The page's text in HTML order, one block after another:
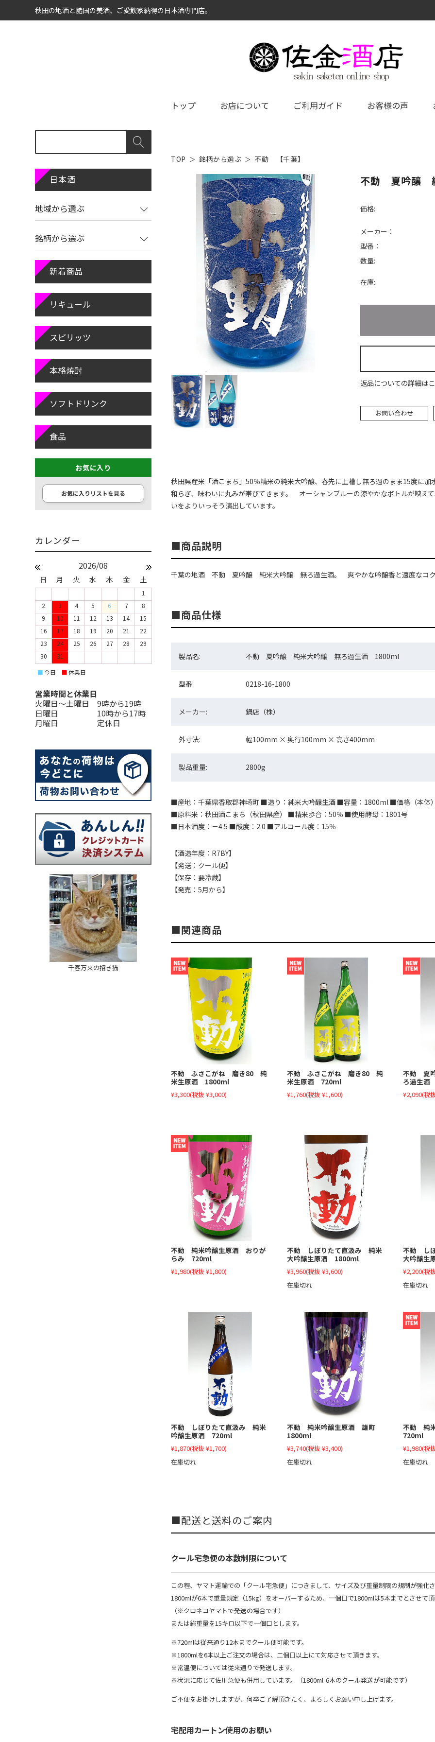
秋田の地酒と諸国の美酒、ご愛飲家納得の日本酒専門店。
トップ お店について ご利用ガイド お客様の声
TOP 銘柄から選ぶ 不動 【千葉】
不動 夏吟醸
価格:
メーカー：
型番：
数量:
在庫:
返品についての詳細は
秋田県産米「酒こまち」50％精米の純米大吟醸、春先に上槽し無ろ過のまま15度に
和らぎ、味わいに丸みが帯びてきます。 オーシャンブルーの涼やかなボトルが映え
いをよりいっそう演出しています。
商品説明
千葉の地酒 不動 夏吟醸 純米大吟醸 無ろ過生酒。 爽やかな吟醸香と適度なコク
商品仕様
製品名: 不動 夏吟醸 純米大吟醸 無ろ過生酒 1800ml
型番: 0218-16-1800
メーカー: 鍋店（株）
外寸法: 幅100mm × 奥行100mm × 高さ400mm
製品重量: 2800g
■産地：千葉県香取郡神埼町 ■造り：純米大吟醸生酒 ■容量：1800ml ■価格（本体
■原料米：秋田酒こまち（秋田県産） ■精米歩合：50％ ■使用酵母：1801号
■日本酒度：－4.5 ■酸度：2.0 ■アルコール度：15％
【酒造年度：R7BY】
【発送：クール便】
【保存：要冷蔵】
【発売：5月から】
関連商品
不動 ふさこがね 磨き80 純
米生原酒 1800ml
¥3,300(税抜 ¥3,000)
不動 ふさこがね 磨き80 純
米生原酒 720ml
¥1,760(税抜 ¥1,600)
不動 夏
ろ過生
¥2,090(税
不動 純米吟醸生原酒 おりが
らみ 720ml
¥1,980(税抜 ¥1,800)
不動 しぼりたて直汲み 純米
大吟醸生原酒 1800ml
¥3,960(税抜 ¥3,600)
在庫切れ
不動 し
大吟醸
¥2,200(税
在庫切れ
不動 しぼりたて直汲み 純米
吟醸生原酒 720ml
¥1,870(税抜 ¥1,700)
在庫切れ
不動 純米吟醸生原酒 雄町
1800ml
¥3,740(税抜 ¥3,400)
在庫切れ
不動 純
720ml
¥1,980(税
在庫切れ
配送と送料のご案内
クール宅急便の本数制限について
この程、ヤマト運輸での「クール宅急便」につきまして、サイズ及び重量制限の規制が強化さ
1800mlが6本で重量規定（15kg）をオーバーするため、一個口で1800mlは5本までとさせて頂
（※クロネコヤマトで発送の場合です）
または総重量を15キロ以下で一個口とします。
※720mlは従来通り12本までクール便可能です。
※1800mlを6本以上ご注文の場合は、二個口以上にて対応させて頂きます。
※常温便については従来通りで発送します。
※状況に応じて佐川急便も併用しています。（1800ml-6本のクール発送が可能です）
ご不便をお掛けしますが、何卒ご了解頂きたく、よろしくお願い申し上げます。
宅配用カートン使用のお願い
商品カテゴリ
地域から選ぶ
銘柄から選ぶ
新着商品
リキュール
スピリッツ
本格焼酎
ソフトドリンク
食品
お気に入り
お気に入りリストを見る
2026/08
日 月 火 水 木 金 土
1
2
3 4 5 6 7
8
9
10 11 12 13 14
15
16
17 18 19 20 21
22
23
24 25 26 27 28
29
30
31
■今日 ■休業日
営業時間と休業日
火曜日〜土曜日 9時から19時
日曜日 10時から17時
月曜日 定休日
千客万来の招き猫